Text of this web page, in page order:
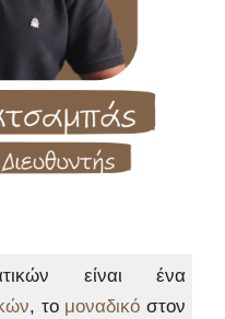
είναι ένα
, το μοναδικό στον